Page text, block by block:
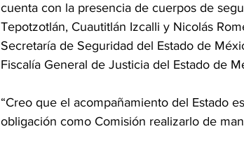
cuenta con la presencia de cuerpos de
Tepotzotlán, Cuautitlán Izcalli y Nicolás
Secretaría de Seguridad del Estado de
Fiscalía General de Justicia del Estado de
“Creo que el acompañamiento del Estado
obligación como Comisión realizarlo de